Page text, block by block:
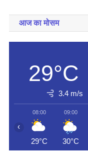
आज का मोसम
29°C
3.4 m/s
08:00
29°C
09:00
30°C
‹